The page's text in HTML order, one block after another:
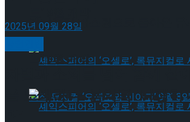
젠더프리 캐스팅으로 돌아온 뮤
트’ 9월 개막
2025년 09월 28일
을 노래하다..음악극 ‘다정히